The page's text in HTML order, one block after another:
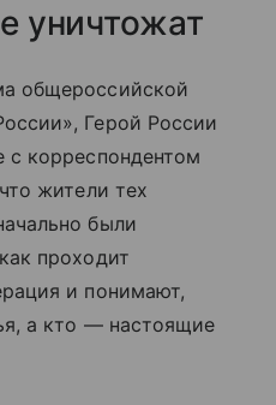
уничтожат
общероссийской
Герой России
с корреспондентом
жители тех
были
проходит
и понимают,
а кто — настоящие